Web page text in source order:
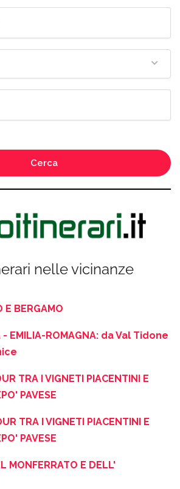
Cerca
nelle vicinanze
E BERGAMO
- EMILIA-ROMAGNA: da Val Tidone
TRA I VIGNETI PIACENTINI E
PAVESE
TRA I VIGNETI PIACENTINI E
PAVESE
MONFERRATO E DELL'